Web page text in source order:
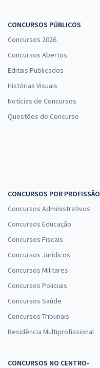
CONCURSOS PÚBLICOS
Concursos 2026
Concursos Abertos
Editais Publicados
Histórias Visuais
Notícias de Concursos
Questões de Concurso
CONCURSOS POR PROFISSÃO
Concursos Administrativos
Concursos Educação
Concursos Fiscais
Concursos Jurídicos
Concursos Militares
Concursos Policiais
Concursos Saúde
Concursos Tribunais
Residência Multiprofissional
CONCURSOS NO CENTRO-